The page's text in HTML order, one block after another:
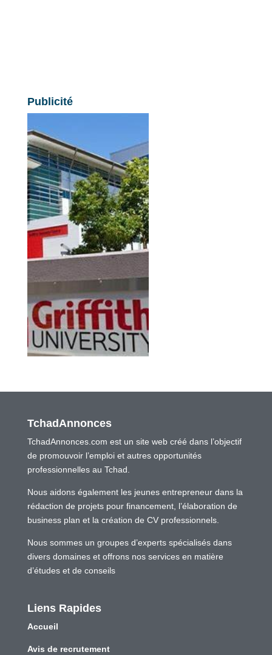
Publicité
TchadAnnonces
TchadAnnonces.com est un site web créé dans l’objectif
de promouvoir l’emploi et autres opportunités
professionnelles au Tchad.
Nous aidons également les jeunes entrepreneur dans la
rédaction de projets pour financement, l’élaboration de
business plan et la création de CV professionnels.
Nous sommes un groupes d’experts spécialisés dans
divers domaines et offrons nos services en matière
d’études et de conseils
Liens Rapides
Accueil
Avis de recrutement